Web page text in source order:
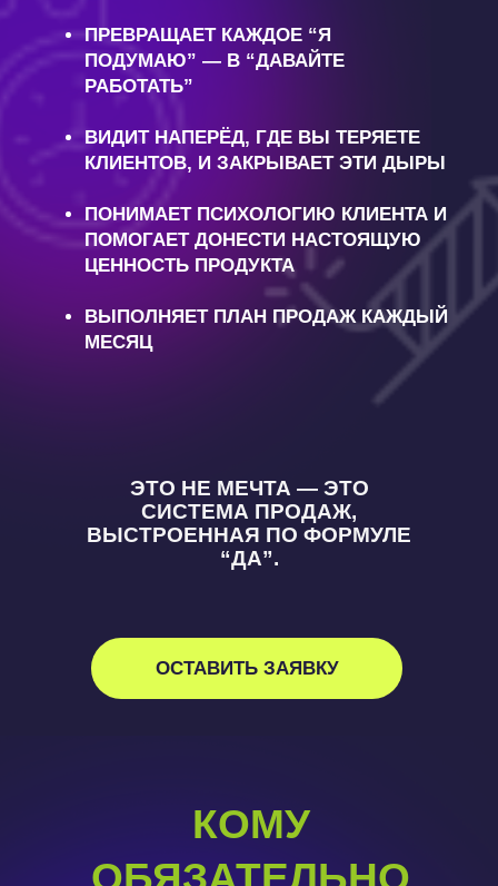
ОСТАВИТЬ ЗАЯВКУ
ЭТО НЕ МЕЧТА — ЭТО
СИСТЕМА ПРОДАЖ,
ВЫСТРОЕННАЯ ПО ФОРМУЛЕ
“ДА”.
ПРЕВРАЩАЕТ КАЖДОЕ “Я
ПОДУМАЮ” — В “ДАВАЙТЕ
РАБОТАТЬ”
ВИДИТ НАПЕРЁД, ГДЕ ВЫ ТЕРЯЕТЕ
КЛИЕНТОВ, И ЗАКРЫВАЕТ ЭТИ ДЫРЫ
ПОНИМАЕТ ПСИХОЛОГИЮ КЛИЕНТА И
ПОМОГАЕТ ДОНЕСТИ НАСТОЯЩУЮ
ЦЕННОСТЬ ПРОДУКТА
ВЫПОЛНЯЕТ ПЛАН ПРОДАЖ КАЖДЫЙ
МЕСЯЦ
КОМУ